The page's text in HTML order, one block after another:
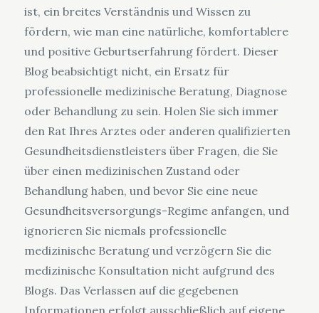
ist, ein breites Verständnis und Wissen zu
fördern, wie man eine natürliche, komfortablere
und positive Geburtserfahrung fördert. Dieser
Blog beabsichtigt nicht, ein Ersatz für
professionelle medizinische Beratung, Diagnose
oder Behandlung zu sein. Holen Sie sich immer
den Rat Ihres Arztes oder anderen qualifizierten
Gesundheitsdienstleisters über Fragen, die Sie
über einen medizinischen Zustand oder
Behandlung haben, und bevor Sie eine neue
Gesundheitsversorgungs-Regime anfangen, und
ignorieren Sie niemals professionelle
medizinische Beratung und verzögern Sie die
medizinische Konsultation nicht aufgrund des
Blogs. Das Verlassen auf die gegebenen